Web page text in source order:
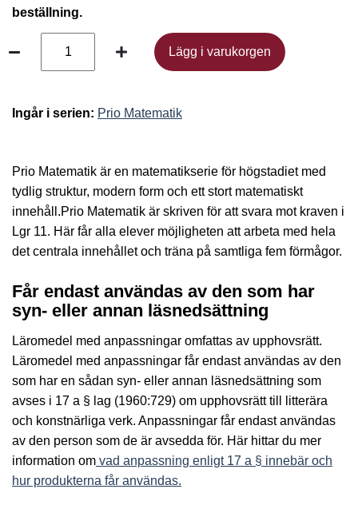
beställning.
Lägg i varukorgen
Lägg i varukorgen
Ingår i serien: Prio Matematik
Prio Matematik är en matematikserie för högstadiet med
tydlig struktur, modern form och ett stort matematiskt
innehåll.Prio Matematik är skriven för att svara mot kraven i
Lgr 11. Här får alla elever möjligheten att arbeta med hela
det centrala innehållet och träna på samtliga fem förmågor.
Får endast användas av den som har
syn- eller annan läsnedsättning
Läromedel med anpassningar omfattas av upphovsrätt.
Läromedel med anpassningar får endast användas av den
som har en sådan syn- eller annan läsnedsättning som
avses i 17 a § lag (1960:729) om upphovsrätt till litterära
och konstnärliga verk. Anpassningar får endast användas
av den person som de är avsedda för. Här hittar du mer
information om vad anpassning enligt 17 a § innebär och
hur produkterna får användas.